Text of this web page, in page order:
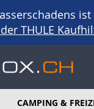
THULE
CAMPING &